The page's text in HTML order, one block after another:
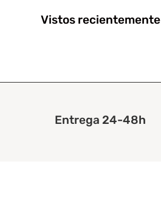
Vistos recientemente
Entrega 24-48h